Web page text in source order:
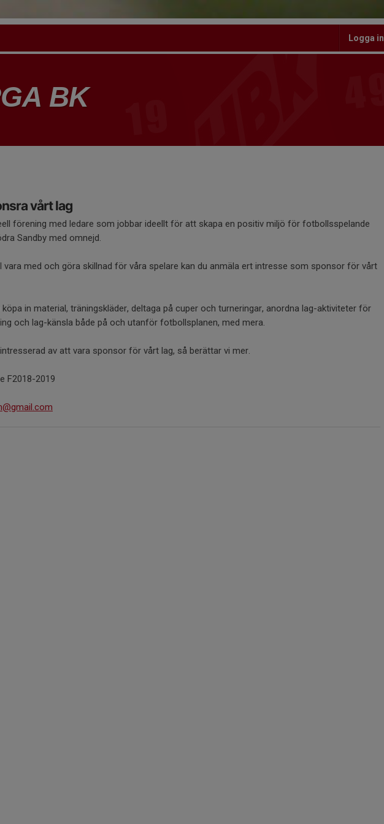
Logga in
BK
vårt lag
förening med ledare som jobbar ideellt för att skapa en positiv miljö för fotbollsspelande
Sandby med omnejd.
vara med och göra skillnad för våra spelare kan du anmäla ert intresse som sponsor för vårt
in material, träningskläder, deltaga på cuper och turneringar, anordna lag-aktiviteter för
och lag-känsla både på och utanför fotbollsplanen, med mera.
av att vara sponsor för vårt lag, så berättar vi mer.
F2018-2019